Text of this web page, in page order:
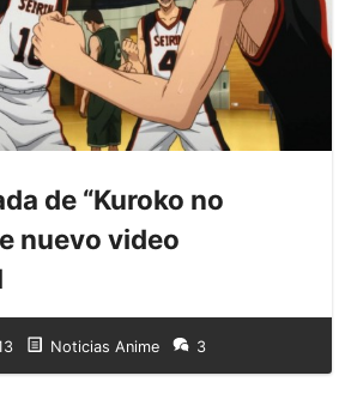
de “Kuroko no
nuevo video
Noticias Anime 3